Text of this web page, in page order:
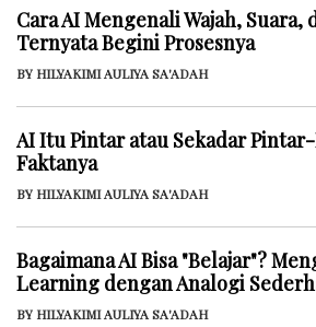
Cara AI Mengenali Wajah, Suara,
Ternyata Begini Prosesnya
BY HILYAKIMI AULIYA SA'ADAH
AI Itu Pintar atau Sekadar
Faktanya
BY HILYAKIMI AULIYA SA'ADAH
Bagaimana AI Bisa "Belajar"?
Learning dengan Analogi
BY HILYAKIMI AULIYA SA'ADAH